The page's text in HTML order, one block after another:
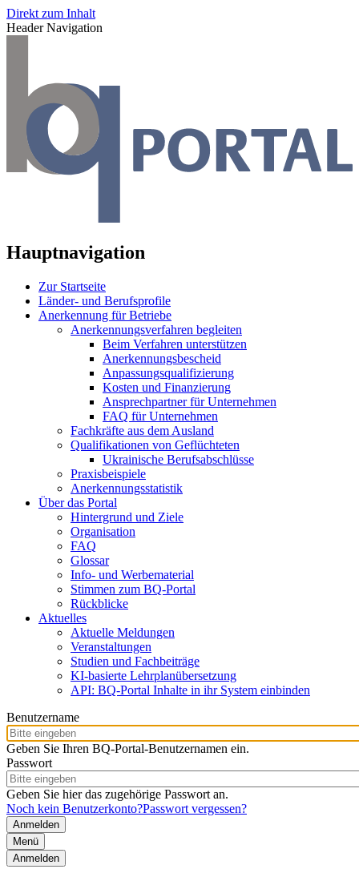
Direkt zum Inhalt
Header Navigation
Hauptnavigation
Zur Startseite
Länder- und Berufsprofile
Anerkennung für Betriebe
Anerkennungsverfahren begleiten
Beim Verfahren unterstützen
Anerkennungsbescheid
Anpassungsqualifizierung
Kosten und Finanzierung
Ansprechpartner für Unternehmen
FAQ für Unternehmen
Fachkräfte aus dem Ausland
Qualifikationen von Geflüchteten
Ukrainische Berufsabschlüsse
Praxisbeispiele
Anerkennungsstatistik
Über das Portal
Hintergrund und Ziele
Organisation
FAQ
Glossar
Info- und Werbematerial
Stimmen zum BQ-Portal
Rückblicke
Aktuelles
Aktuelle Meldungen
Veranstaltungen
Studien und Fachbeiträge
KI-basierte Lehrplanübersetzung
API: BQ-Portal Inhalte in ihr System einbinden
Benutzername
Geben Sie Ihren BQ-Portal-Benutzernamen ein.
Passwort
Geben Sie hier das zugehörige Passwort an.
Noch kein Benutzerkonto?Passwort vergessen?
Menü
Anmelden